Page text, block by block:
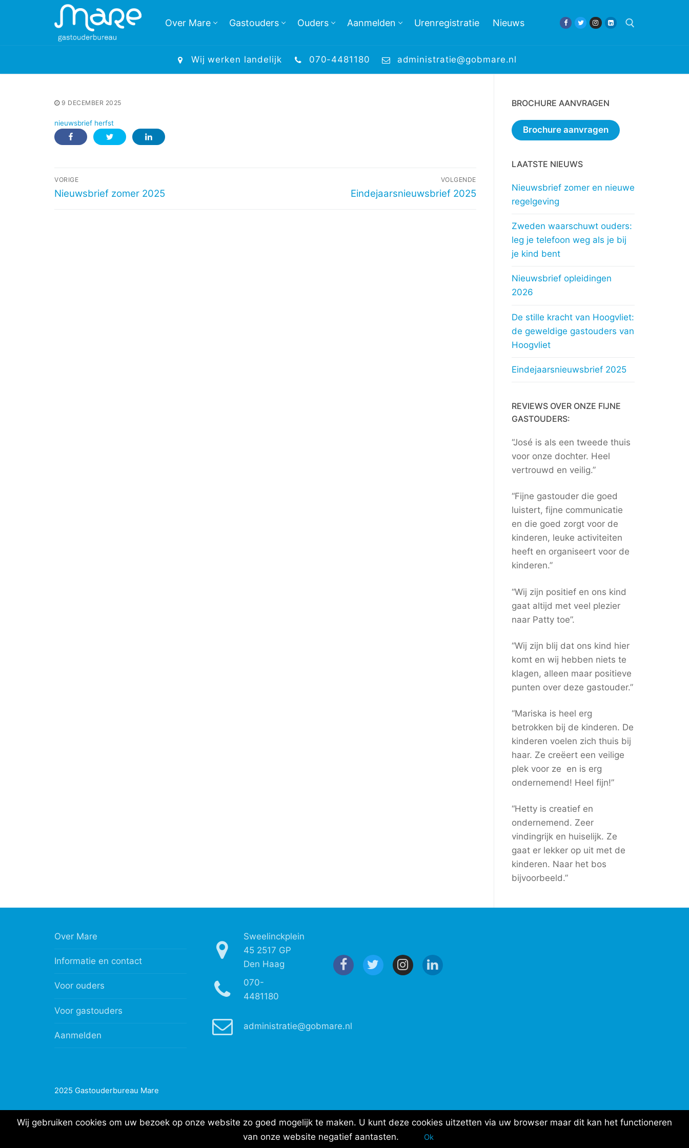
Over Mare Gastouders Ouders Aanmelden Urenregistratie Nieuws
Zoeken naar:
Wij werken landelijk 070-4481180 administratie@gobmare.nl
9 DECEMBER 2025
nieuwsbrief herfst
Bericht
navigatie
VORIGE
Vorig
Nieuwsbrief zomer 2025
VOLGENDE
Volgend
Eindejaarsnieuwsbrief 2025
BROCHURE AANVRAGEN
Brochure aanvragen
LAATSTE NIEUWS
Nieuwsbrief zomer en nieuwe
regelgeving
Zweden waarschuwt ouders:
leg je telefoon weg als je bij
je kind bent
Nieuwsbrief opleidingen
2026
De stille kracht van Hoogvliet:
de geweldige gastouders van
Hoogvliet
Eindejaarsnieuwsbrief 2025
REVIEWS OVER ONZE FIJNE
GASTOUDERS:
“José is als een tweede thuis
voor onze dochter. Heel
vertrouwd en veilig.”
“Fijne gastouder die goed
luistert, fijne communicatie
en die goed zorgt voor de
kinderen, leuke activiteiten
heeft en organiseert voor de
kinderen.”
“Wij zijn positief en ons kind
gaat altijd met veel plezier
naar Patty toe”.
“Wij zijn blij dat ons kind hier
komt en wij hebben niets te
klagen, alleen maar positieve
punten over deze gastouder.”
“Mariska is heel erg
betrokken bij de kinderen. De
kinderen voelen zich thuis bij
haar. Ze creëert een veilige
plek voor ze en is erg
ondernemend! Heel fijn!”
“Hetty is creatief en
ondernemend. Zeer
vindingrijk en huiselijk. Ze
gaat er lekker op uit met de
kinderen. Naar het bos
bijvoorbeeld.”
Over Mare
Informatie en contact
Voor ouders
Voor gastouders
Aanmelden
Sweelinckplein
45 2517 GP
Den Haag
070-
4481180
administratie@gobmare.nl
2025 Gastouderbureau Mare
Wij gebruiken cookies om uw bezoek op onze website zo goed mogelijk te maken. U kunt deze cookies uitzetten via uw browser maar dit kan het functioneren
van onze website negatief aantasten.
Ok